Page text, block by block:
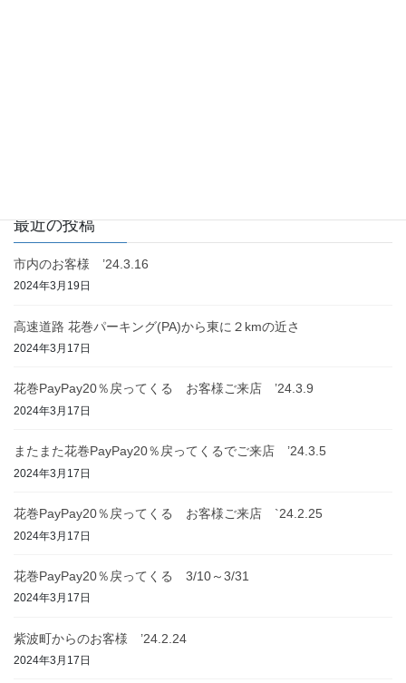
最近の投稿
市内のお客様 ’24.3.16
2024年3月19日
高速道路 花巻パーキング(PA)から東に２kmの近さ
2024年3月17日
花巻PayPay20％戻ってくる お客様ご来店 ’24.3.9
2024年3月17日
またまた花巻PayPay20％戻ってくるでご来店 ’24.3.5
2024年3月17日
花巻PayPay20％戻ってくる お客様ご来店 `24.2.25
2024年3月17日
花巻PayPay20％戻ってくる 3/10～3/31
2024年3月17日
紫波町からのお客様 ’24.2.24
2024年3月17日